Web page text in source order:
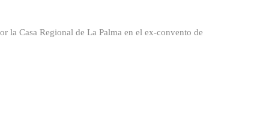
la Casa Regional de La Palma en el ex-convento de